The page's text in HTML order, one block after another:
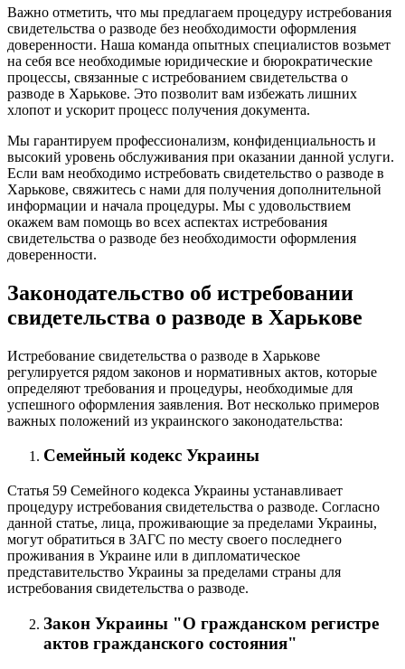
Важно отметить, что мы предлагаем процедуру истребования
свидетельства о разводе без необходимости оформления
доверенности. Наша команда опытных специалистов возьмет
на себя все необходимые юридические и бюрократические
процессы, связанные с истребованием свидетельства о
разводе в Харькове. Это позволит вам избежать лишних
хлопот и ускорит процесс получения документа.
Мы гарантируем профессионализм, конфиденциальность и
высокий уровень обслуживания при оказании данной услуги.
Если вам необходимо истребовать свидетельство о разводе в
Харькове, свяжитесь с нами для получения дополнительной
информации и начала процедуры. Мы с удовольствием
окажем вам помощь во всех аспектах истребования
свидетельства о разводе без необходимости оформления
доверенности.
Законодательство об истребовании
свидетельства о разводе в Харькове
Истребование свидетельства о разводе в Харькове
регулируется рядом законов и нормативных актов, которые
определяют требования и процедуры, необходимые для
успешного оформления заявления. Вот несколько примеров
важных положений из украинского законодательства:
Семейный кодекс Украины
Статья 59 Семейного кодекса Украины устанавливает
процедуру истребования свидетельства о разводе. Согласно
данной статье, лица, проживающие за пределами Украины,
могут обратиться в ЗАГС по месту своего последнего
проживания в Украине или в дипломатическое
представительство Украины за пределами страны для
истребования свидетельства о разводе.
Закон Украины "О гражданском регистре
актов гражданского состояния"